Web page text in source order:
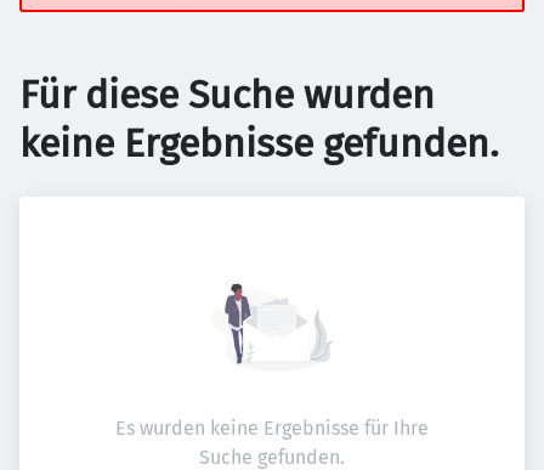
Für diese Suche wurden
keine Ergebnisse gefunden.
Es wurden keine Ergebnisse für Ihre
Suche gefunden.